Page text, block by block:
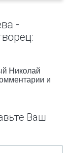
-
Николай
и
Ваш